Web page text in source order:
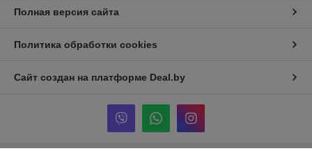
Полная версия сайта
Политика обработки cookies
Сайт создан на платформе Deal.by